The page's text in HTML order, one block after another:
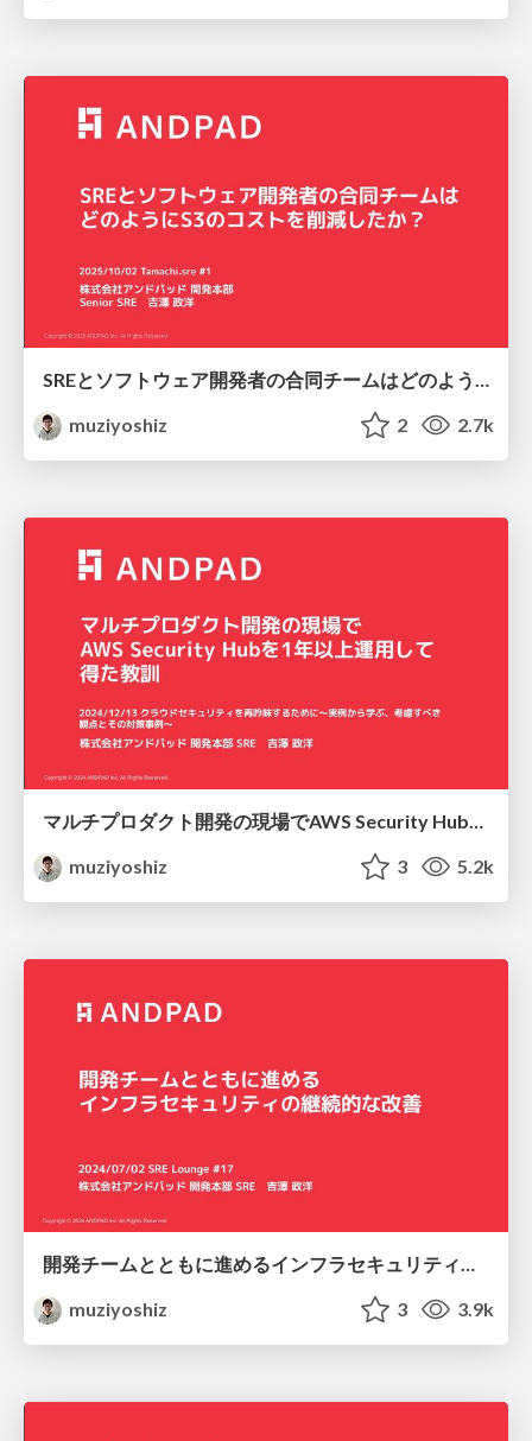
SREとソフトウェア開発者の合同チームはどのようにS3のコストを削減したか？
muziyoshiz
2 2.7k
マルチプロダクト開発の現場でAWS Security Hubを1年以上運用して得た教訓
muziyoshiz
3 5.2k
開発チームとともに進めるインフラセキュリティの継続的な改善 / SRE Lounge 17
muziyoshiz
3 3.9k